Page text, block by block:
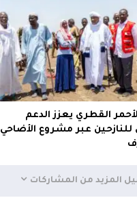
القطري يعزز الدعم
للنازحين عبر مشروع الأضاحي
المزيد من المشاركات